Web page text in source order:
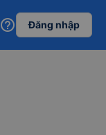
help_outline Đăng nhập